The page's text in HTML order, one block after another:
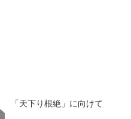
「天下り根絶」に向けて